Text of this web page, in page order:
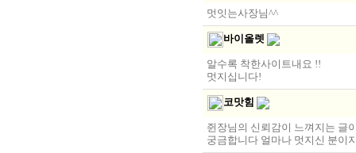
멋잇는사장님^^
바이올렛
알수록 착한사이트내요 !!
멋지십니다!
코맛힘
쥔장님의 신뢰감이 느껴지는 글
궁금합니다 얼마나 멋지신 분이